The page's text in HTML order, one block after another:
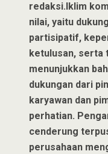
redaksi.Iklim
nilai, yaitu
partisipatif,
ketulusan, serta
menunjukkan
dukungan dari
karyawan dan
perhatian.
cenderung
perusahaan